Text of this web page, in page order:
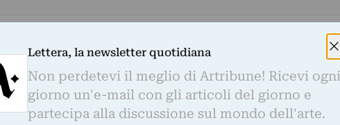
con il curatore Marco Bazzini e il
di Educazione del Castello di Rivoli,
una tela di benvenuto per l’atrio.
Lettera, la newsletter quotidiana
Non perdetevi il meglio di Artribune! Ricevi ogni
giorno un'e-mail con gli articoli del giorno e
partecipa alla discussione sul mondo dell'arte.